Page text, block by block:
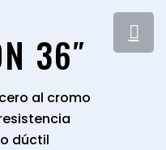
36″
al cromo
dúctil